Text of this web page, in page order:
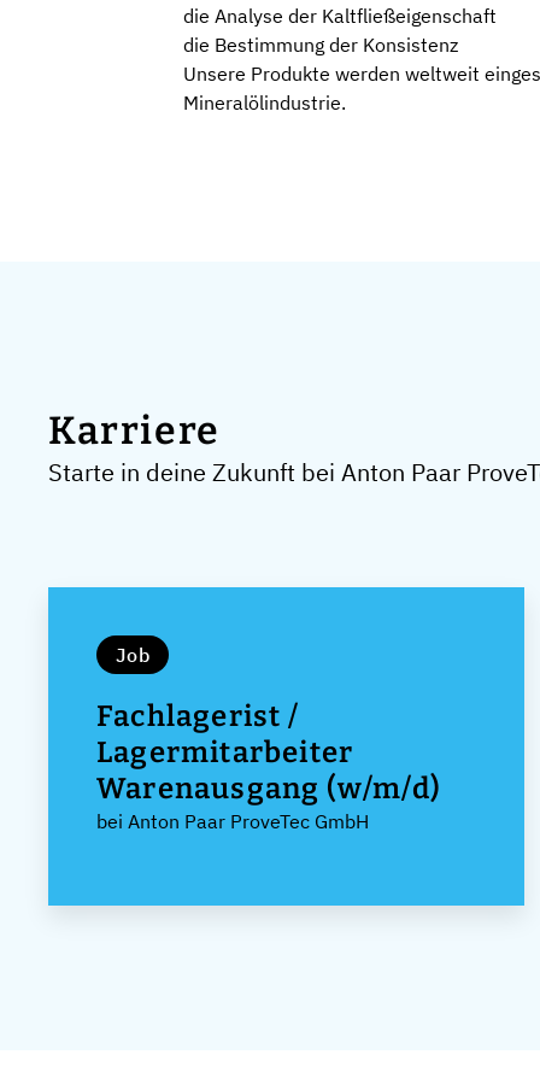
die Analyse der Kaltfließeigenschaft
die Bestimmung der Konsistenz
Unsere Produkte werden weltweit
Mineralölindustrie.
Karriere
Starte in deine Zukunft bei Anton Paar
Job
Fachlagerist /
Lagermitarbeiter
Warenausgang (w/m/d)
bei Anton Paar ProveTec GmbH